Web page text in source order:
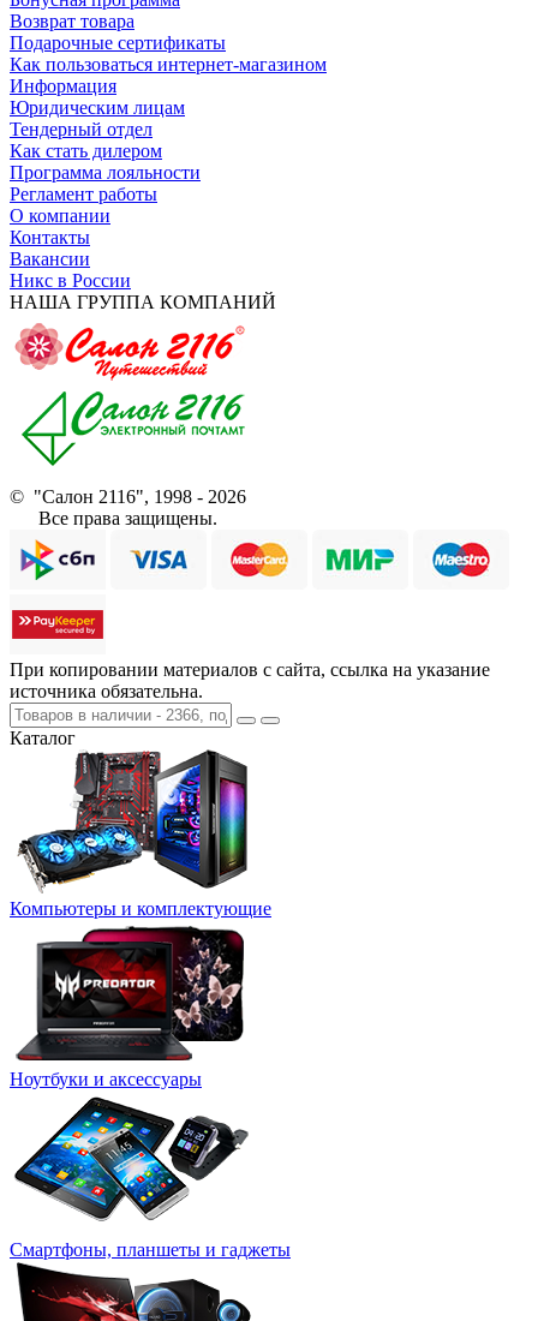
Возврат товара
Подарочные сертификаты
Как пользоваться интернет-магазином
Информация
Юридическим лицам
Тендерный отдел
Как стать дилером
Программа лояльности
Регламент работы
О компании
Контакты
Вакансии
Никс в России
НАША ГРУППА КОМПАНИЙ
© "Салон 2116", 1998 - 2026
Все права защищены.
При копировании материалов с сайта, ссылка на указание
источника обязательна.
Каталог
Компьютеры и комплектующие
Ноутбуки и аксессуары
Смартфоны, планшеты и гаджеты